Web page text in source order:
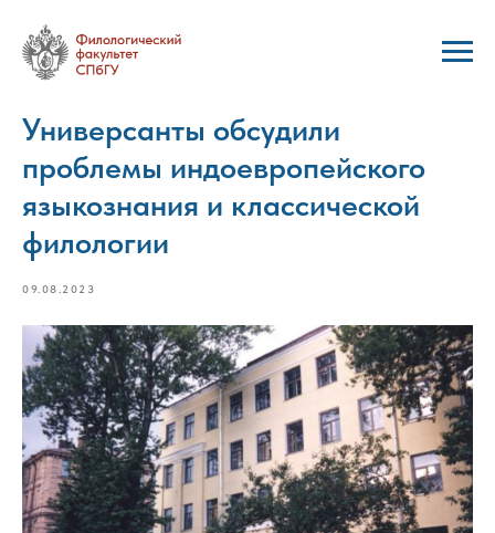
Универсанты обсудили
проблемы индоевропейского
языкознания и классической
филологии
09.08.2023